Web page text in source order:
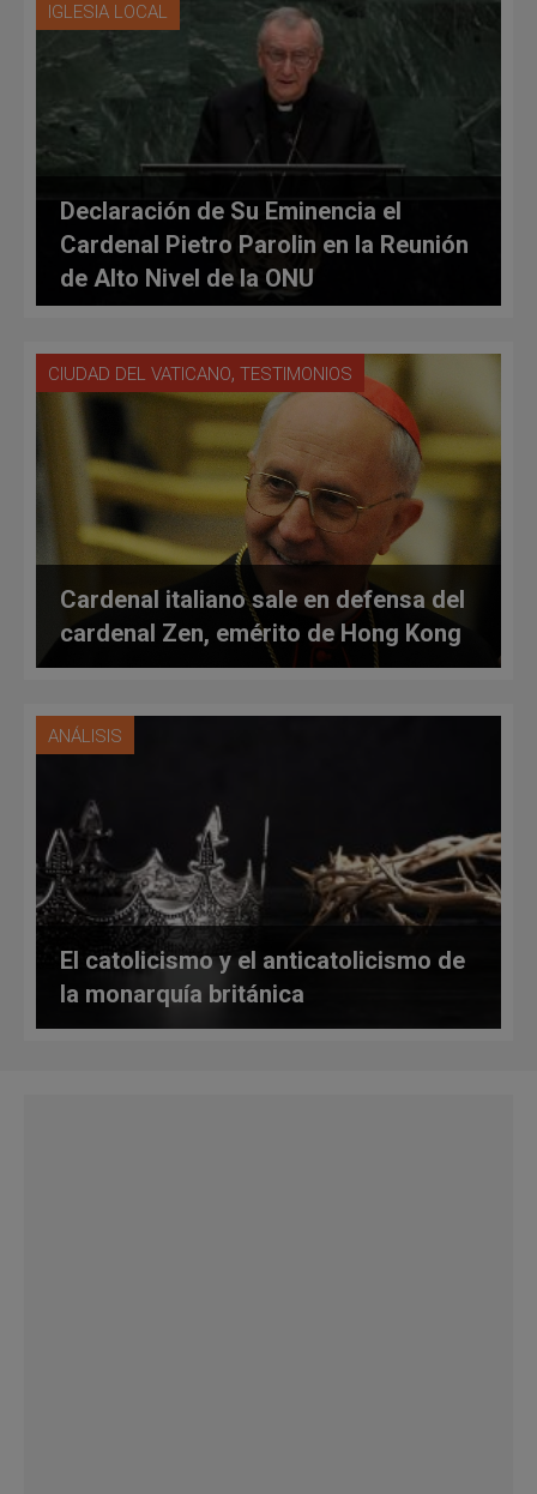
IGLESIA LOCAL
Declaración de Su Eminencia el
Cardenal Pietro Parolin en la Reunión
de Alto Nivel de la ONU
CIUDAD DEL VATICANO, TESTIMONIOS
Cardenal italiano sale en defensa del
cardenal Zen, emérito de Hong Kong
ANÁLISIS
El catolicismo y el anticatolicismo de
la monarquía británica